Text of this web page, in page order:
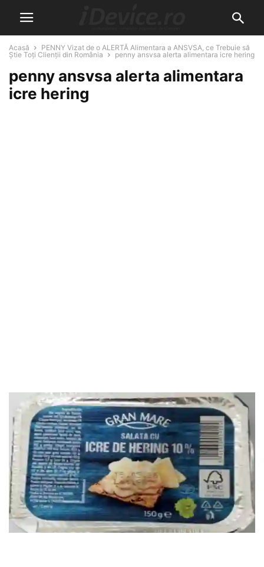
Acasă
PENNY Vizat de o ALERTĂ Alimentara a ANSVSA, ce Trebuie să
Știe Toți Clienții din România
penny ansvsa alerta alimentara icre hering
penny ansvsa alerta alimentara
icre hering